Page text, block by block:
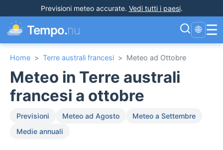
Previsioni meteo accurate. Vedi tutti i paesi.
Tempo.nu 🌐 ☰
Home > Terre australi francesi > Meteo ad Ottobre
Meteo in Terre australi
francesi a ottobre
Previsioni Meteo ad Agosto
Meteo a Settembre
Medie annuali